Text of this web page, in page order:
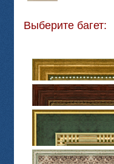
Выберите багет: